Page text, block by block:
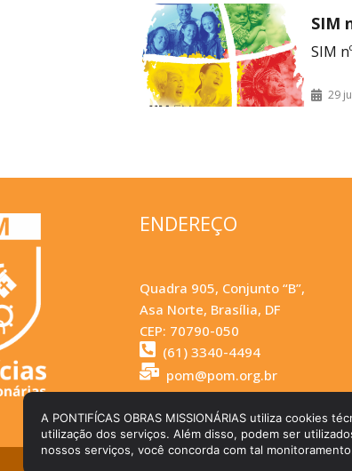
SIM
SIM
29
ENDEREÇO
Quadra 905, Conjunto “B”,
Asa Norte, Brasília, DF
CEP: 70790-050
(61) 3340-4494
pom@pom.org.br
A PONTIFÍCAS OBRAS MISSIONÁRIAS utiliza cookies
utilização dos serviços. Além disso, podem ser
nossos serviços, você concorda com tal